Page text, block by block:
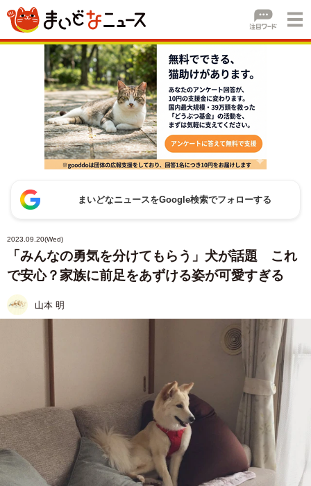
まいどなニュースをGoogle検索でフォローする
2023.09.20(Wed)
「みんなの勇気を分けてもらう」犬が話題 これ
で安心？家族に前足をあずける姿が可愛すぎる
山本 明